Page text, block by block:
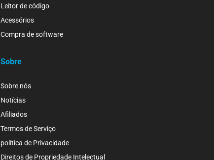
Leitor de código
Acessórios
Compra de software
Sobre
Sobre nós
Notícias
Afiliados
Termos de Serviço
política de Privacidade
Direitos de Propriedade Intelectual